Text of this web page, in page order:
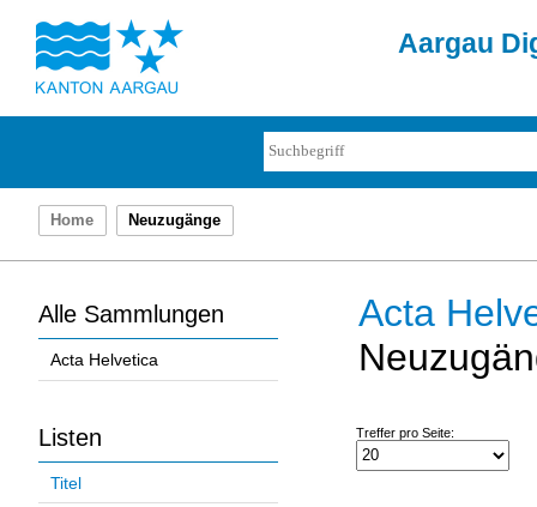
Aargau
Home Neuzugänge
Alle Sammlungen
Acta Helvetica
Listen
Titel
Acta
Treffer pro Seite: